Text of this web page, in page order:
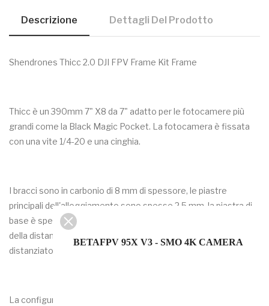
Descrizione Dettagli Del Prodotto
Shendrones Thicc 2.0 DJI FPV Frame Kit Frame
Thicc è un 390mm 7" X8 da 7" adatto per le fotocamere più
grandi come la Black Magic Pocket. La fotocamera è fissata
con una vite 1/4-20 e una cinghia.
I bracci sono in carbonio di 8 mm di spessore, le piastre
principali dell'alloggiamento sono spesse 2,5 mm, la piastra di
base è spessa 3 mm. Con 2 spot per pile 30x30 fc l'altezza
della distanza è di 20 mm. Siete liberi di richiedere invece
distanziatori da 25 o 30 mm.
La configurazione consigliata utilizza 2 esc 4 in 1, il Lumenier
BETAFPV 95X V3 - SMO 4K CAMERA